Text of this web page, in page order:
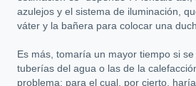
azulejos y el sistema de iluminación,
váter y la bañera para colocar una
Es más, tomaría un mayor tiempo si
tuberías del agua o las de la
problema; para el cual, por cierto,